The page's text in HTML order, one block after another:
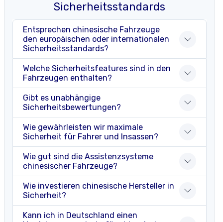
Sicherheitsstandards
Entsprechen chinesische Fahrzeuge
den europäischen oder internationalen
Sicherheitsstandards?
Welche Sicherheitsfeatures sind in den
Fahrzeugen enthalten?
Gibt es unabhängige
Sicherheitsbewertungen?
Wie gewährleisten wir maximale
Sicherheit für Fahrer und Insassen?
Wie gut sind die Assistenzsysteme
chinesischer Fahrzeuge?
Wie investieren chinesische Hersteller in
Sicherheit?
Kann ich in Deutschland einen